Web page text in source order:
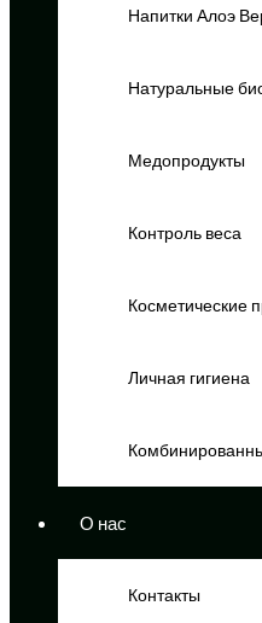
Напитки Алоэ
Натуральные
Медопродукты
Контроль веса
Косметические
Личная гигиена
О нас
Контакты